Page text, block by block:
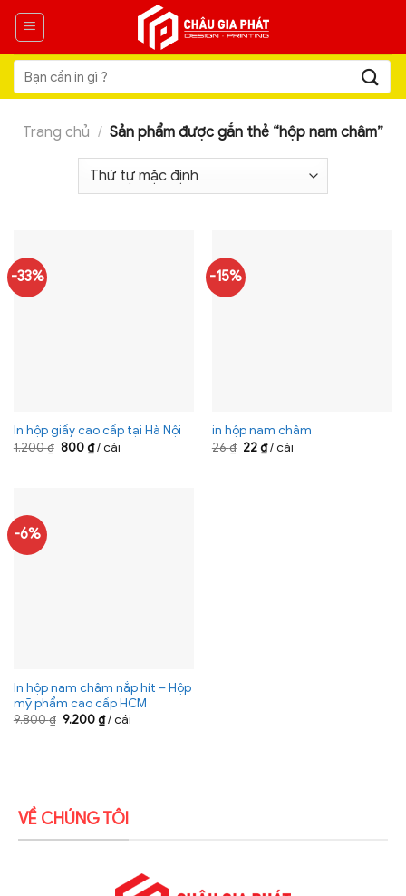
Skip
content
Tìm
kiếm:
Trang chủ / Sản phẩm được gắn thẻ “hộp nam châm”
-33%
In hộp giấy cao cấp tại Hà Nội
1.200₫ Giá
800₫Giá
hiện
/ cái
-15%
in hộp nam châm
26₫ Giá
gốc
22₫Giá
hiện
/ cái
-6%
In hộp nam châm nắp hít – Hộp
mỹ phẩm cao cấp HCM
9.800₫ Giá
9.200₫Giá
hiện
/ cái
VỀ CHÚNG TÔI